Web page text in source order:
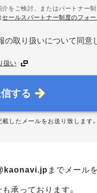
をご検討、またはパートナー
セールスパートナー制度のフォー
の取り扱いについて同意
扱い
する
したメールをお送り致します。
までメール
承っております。